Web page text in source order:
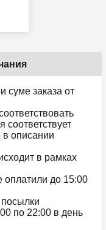
суме заказа от
соответствует
в описании
в рамках
оплатили до 15:00
по 22:00 в день